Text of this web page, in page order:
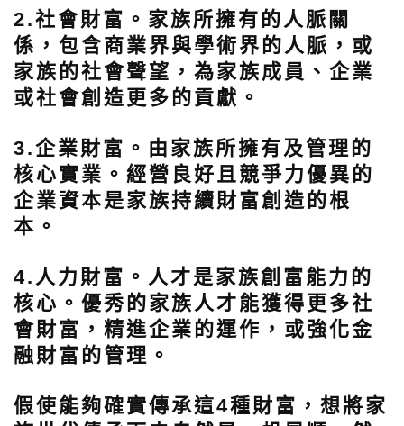
2.社會財富。 家族所擁有的人脈關
係，包含商業界與學術界的人脈，或
家族的社會聲望，為家族成員、企業
或社會創造更多的貢獻。
3.企業財富。 由家族所擁有及管理的
核心實業。經營良好且競爭力優異的
企業資本是家族持續財富創造的根
本。
4.人力財富。 人才是家族創富能力的
核心。優秀的家族人才能獲得更多社
會財富，精進企業的運作，或強化金
融財富的管理。
假使能夠確實傳承這4種財富，想將家